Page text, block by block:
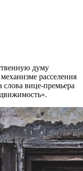
думу
расселения
вице-премьера